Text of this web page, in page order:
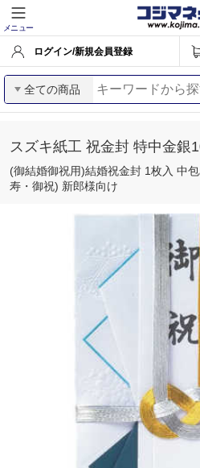
メニュー
ログイン/新規会員登録
全ての商品
スズキ紙工 祝金封 特中金銀
(御結婚御祝用)結婚祝金封 1枚入 中
寿・御祝) 新郎様向け